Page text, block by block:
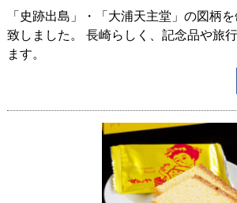
「史跡出島」・「大浦天主堂」の図柄
致しました。 長崎らしく、記念品や旅
ます。